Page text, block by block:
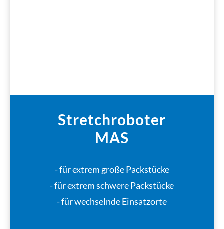
Stretchroboter
MAS
- für extrem große Packstücke
- für extrem schwere Packstücke
- für wechselnde Einsatzorte